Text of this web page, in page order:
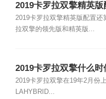
2019卡罗拉双擎精英
2019卡罗拉双擎精英版配置还
拉双擎的领先版和精英版...
2019卡罗拉双擎什么
2019卡罗拉双擎在19年2月份
LAHYBRID...